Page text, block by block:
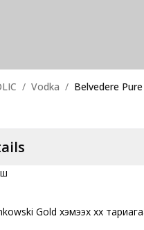
Vodka Belvedere
Gold хэмээх хөх